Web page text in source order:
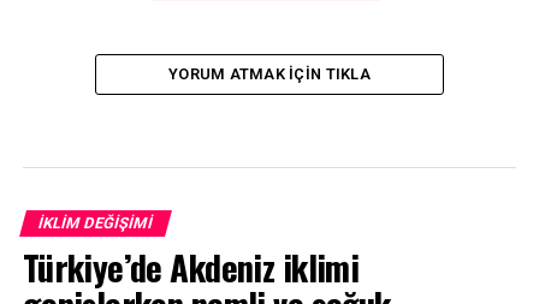
YORUM ATMAK IÇIN TIKLA
İKLIM DEĞIŞIMI
Türkiye’de Akdeniz iklimi